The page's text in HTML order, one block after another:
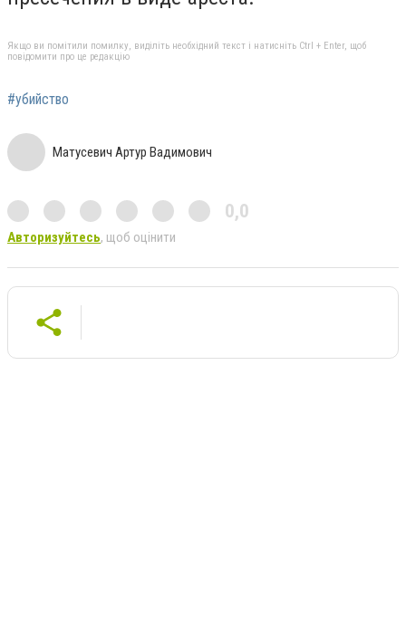
Якщо ви помітили помилку, виділіть необхідний текст і натисніть Ctrl + Enter, щоб
повідомити про це редакцію
#убийство
Матусевич Артур Вадимович
0,0
Авторизуйтесь, щоб оцінити